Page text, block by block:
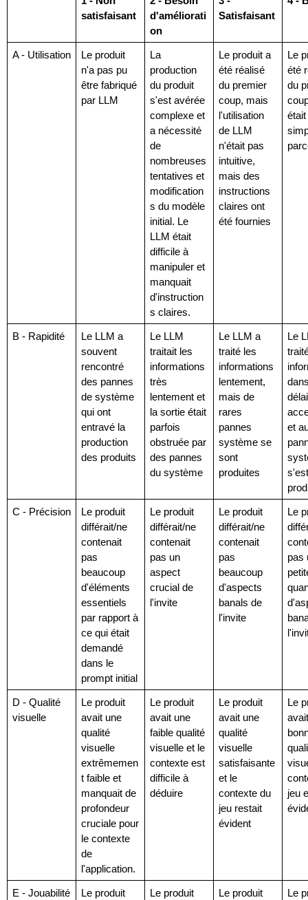
satisfaisant
d'améliorati
on
Satisfaisant
A - Utilisation
Le produit
n'a pas pu
être fabriqué
par LLM
La
production
du produit
s'est avérée
complexe et
a nécessité
de
nombreuses
tentatives et
modification
s du modèle
initial. Le
LLM était
difficile à
manipuler et
manquait
d'instruction
s claires.
Le produit a
été réalisé
du premier
coup, mais
l'utilisation
de LLM
n'était pas
intuitive,
mais des
instructions
claires ont
été fournies
Le
été
du
B - Rapidité
Le LLM a
souvent
rencontré
des pannes
de système
qui ont
entravé la
production
des produits
Le LLM
traitait les
informations
très
lentement et
la sortie était
parfois
obstruée par
des pannes
du système
Le LLM a
traité les
informations
lentement,
mais de
rares
pannes
système se
sont
produites
Le
délai
et
s'est
C - Précision
Le produit
différait/ne
contenait
pas
beaucoup
d'éléments
essentiels
par rapport à
ce qui était
demandé
dans le
prompt initial
Le produit
différait/ne
contenait
pas un
aspect
crucial de
l'invite
Le produit
différait/ne
contenait
pas
beaucoup
d'aspects
banals de
l'invite
Le
pas
D - Qualité
visuelle
Le produit
avait une
qualité
visuelle
extrêmemen
t faible et
manquait de
profondeur
cruciale pour
le contexte
de
l'application.
Le produit
avait une
faible qualité
visuelle et le
contexte est
difficile à
déduire
Le produit
avait une
qualité
visuelle
satisfaisante
et le
contexte du
jeu restait
évident
Le
jeu
E - Jouabilité
Le produit
Le produit
Le produit
Le